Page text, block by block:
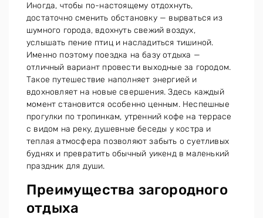
Иногда, чтобы по-настоящему отдохнуть,
достаточно сменить обстановку — вырваться из
шумного города, вдохнуть свежий воздух,
услышать пение птиц и насладиться тишиной.
Именно поэтому поездка на базу отдыха —
отличный вариант провести выходные за городом.
Такое путешествие наполняет энергией и
вдохновляет на новые свершения. Здесь каждый
момент становится особенно ценным. Неспешные
прогулки по тропинкам, утренний кофе на террасе
с видом на реку, душевные беседы у костра и
теплая атмосфера позволяют забыть о суетливых
буднях и превратить обычный уикенд в маленький
праздник для души.
Преимущества загородного
отдыха